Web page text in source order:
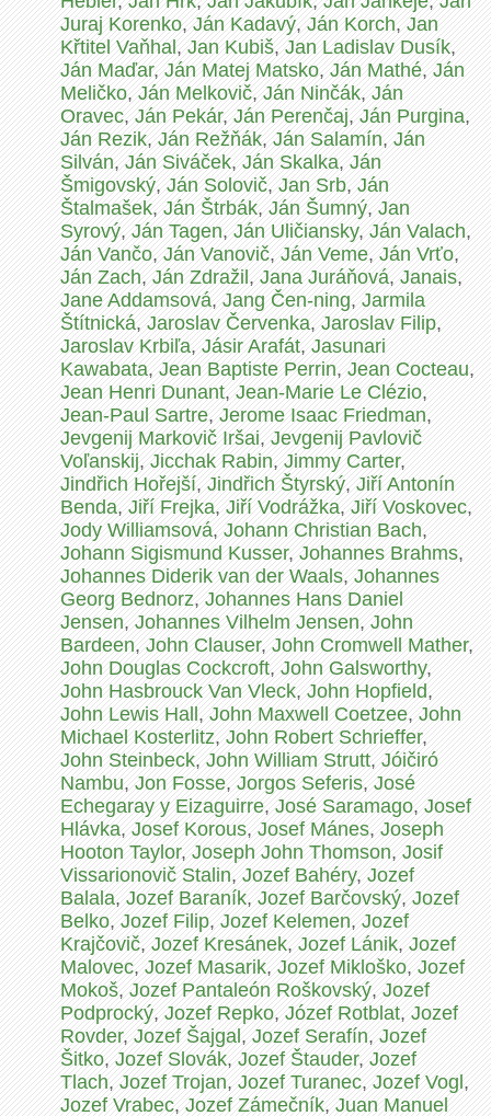
Juraj Korenko,Ján Kadavý,Ján Korch,Jan
Křtitel Vaňhal,Jan Kubiš,Jan Ladislav Dusík,
Ján Maďar,Ján Matej Matsko,Ján Mathé,Ján
Meličko,Ján Melkovič,Ján Ninčák,Ján
Oravec,Ján Pekár,Ján Perenčaj,Ján Purgina,
Ján Rezik,Ján Režňák,Ján Salamín,Ján
Silván,Ján Siváček,Ján Skalka,Ján
Šmigovský,Ján Solovič,Jan Srb,Ján
Štalmašek,Ján Štrbák,Ján Šumný,Jan
Syrový,Ján Tagen,Ján Uličiansky,Ján Valach,
Ján Vančo,Ján Vanovič,Ján Veme,Ján Vrťo,
Ján Zach,Ján Zdražil,Jana Juráňová,Janais,
Jane Addamsová,Jang Čen-ning,Jarmila
Štítnická,Jaroslav Červenka,Jaroslav Filip,
Jaroslav Krbiľa,Jásir Arafát,Jasunari
Kawabata,Jean Baptiste Perrin,Jean Cocteau,
Jean Henri Dunant,Jean-Marie Le Clézio,
Jean-Paul Sartre,Jerome Isaac Friedman,
Jevgenij Markovič Iršai,Jevgenij Pavlovič
Voľanskij,Jicchak Rabin,Jimmy Carter,
Jindřich Hořejší,Jindřich Štyrský,Jiří Antonín
Benda,Jiří Frejka,Jiří Vodrážka,Jiří Voskovec,
Jody Williamsová,Johann Christian Bach,
Johann Sigismund Kusser,Johannes Brahms,
Johannes Diderik van der Waals,Johannes
Georg Bednorz,Johannes Hans Daniel
Jensen,Johannes Vilhelm Jensen,John
Bardeen,John Clauser,John Cromwell Mather,
John Douglas Cockcroft,John Galsworthy,
John Hasbrouck Van Vleck,John Hopfield,
John Lewis Hall,John Maxwell Coetzee,John
Michael Kosterlitz,John Robert Schrieffer,
John Steinbeck,John William Strutt,Jóičiró
Nambu,Jon Fosse,Jorgos Seferis,José
Echegaray y Eizaguirre,José Saramago,Josef
Hlávka,Josef Korous,Josef Mánes,Joseph
Hooton Taylor,Joseph John Thomson,Josif
Vissarionovič Stalin,Jozef Bahéry,Jozef
Balala,Jozef Baraník,Jozef Barčovský,Jozef
Belko,Jozef Filip,Jozef Kelemen,Jozef
Krajčovič,Jozef Kresánek,Jozef Lánik,Jozef
Malovec,Jozef Masarik,Jozef Mikloško,Jozef
Mokoš,Jozef Pantaleón Roškovský,Jozef
Podprocký,Jozef Repko,Józef Rotblat,Jozef
Rovder,Jozef Šajgal,Jozef Serafín,Jozef
Šitko,Jozef Slovák,Jozef Štauder,Jozef
Tlach,Jozef Trojan,Jozef Turanec,Jozef Vogl,
Jozef Vrabec,Jozef Zámečník,Juan Manuel